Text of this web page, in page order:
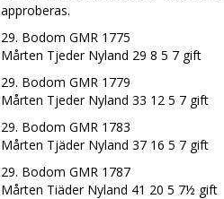
approberas.
29. Bodom GMR 1775
Mårten Tjeder Nyland 29 8 5 7 gift
29. Bodom GMR 1779
Mårten Tjeder Nyland 33 12 5 7 gift
29. Bodom GMR 1783
Mårten Tjäder Nyland 37 16 5 7 gift
29. Bodom GMR 1787
Mårten Tiäder Nyland 41 20 5 7½ gift